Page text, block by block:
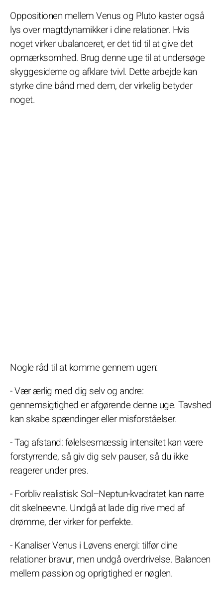
Oppositionen mellem Venus og Pluto kaster også
lys over magtdynamikker i dine relationer. Hvis
noget virker ubalanceret, er det tid til at give det
opmærksomhed. Brug denne uge til at undersøge
skyggesiderne og afklare tvivl. Dette arbejde kan
styrke dine bånd med dem, der virkelig betyder
noget.
Nogle råd til at komme gennem ugen:
- Vær ærlig med dig selv og andre:
gennemsigtighed er afgørende denne uge. Tavshed
kan skabe spændinger eller misforståelser.
- Tag afstand: følelsesmæssig intensitet kan være
forstyrrende, så giv dig selv pauser, så du ikke
reagerer under pres.
- Forbliv realistisk: Sol–Neptun-kvadratet kan narre
dit skelneevne. Undgå at lade dig rive med af
drømme, der virker for perfekte.
- Kanaliser Venus i Løvens energi: tilfør dine
relationer bravur, men undgå overdrivelse. Balancen
mellem passion og oprigtighed er nøglen.